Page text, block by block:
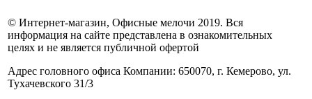
© Интернет-магазин, Офисные мелочи 2019. Вся
информация на сайте представлена в ознакомительных
целях и не является публичной офертой
Адрес головного офиса Компании: 650070, г. Кемерово, ул.
Тухачевского 31/3